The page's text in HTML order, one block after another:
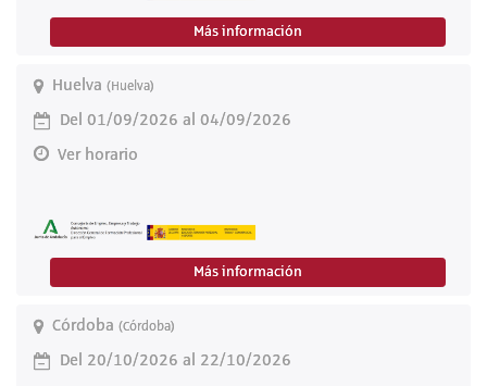
Más información
Huelva (Huelva)
Del 01/09/2026 al 04/09/2026
Ver horario
Más información
Córdoba (Córdoba)
Del 20/10/2026 al 22/10/2026